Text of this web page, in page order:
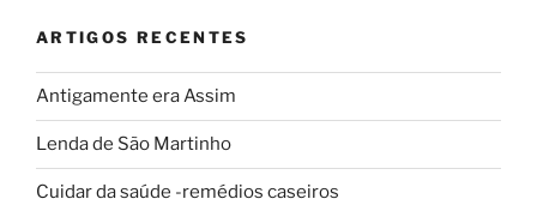
ARTIGOS RECENTES
Antigamente era Assim
Lenda de São Martinho
Cuidar da saúde -remédios caseiros